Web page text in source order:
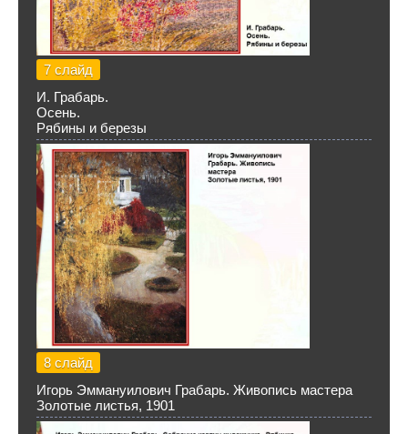
7 слайд
И. Грабарь.
Осень.
Рябины и березы
8 слайд
Игорь Эммануилович Грабарь. Живопись мастера
Золотые листья, 1901